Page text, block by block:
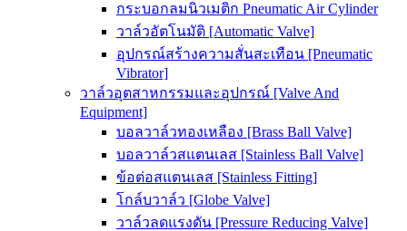
กระบอกลมนิวเมติก Pneumatic Air Cylinder
วาล์วอัตโนมัติ [Automatic Valve]
อุปกรณ์สร้างความสั่นสะเทือน [Pneumatic
Vibrator]
วาล์วอุตสาหกรรมและอุปกรณ์ [Valve And
Equipment]
บอลวาล์วทองเหลือง [Brass Ball Valve]
บอลวาล์วสแตนเลส [Stainless Ball Valve]
ข้อต่อสแตนเลส [Stainless Fitting]
โกล์บวาล์ว [Globe Valve]
วาล์วลดแรงดัน [Pressure Reducing Valve]